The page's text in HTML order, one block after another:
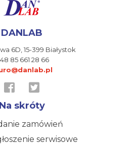
DANLAB
6D,15-399 Białystok
85 661 28 66
Na skróty
zamówień
serwisowe